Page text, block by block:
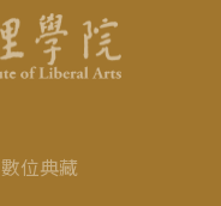
數位典藏